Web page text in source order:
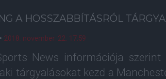
A HOSSZABBÍTÁSRÓL
• 2018. november. 22. 17:59
News információja
tárgyalásokat kezd a